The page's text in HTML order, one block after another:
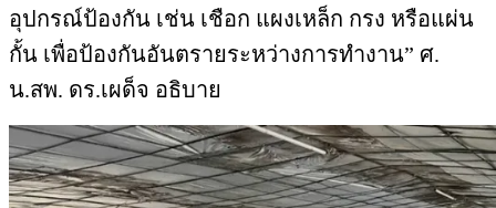
อุปกรณ์ป้องกัน เช่น เชือก แผงเหล็ก กรง หรือแผ่น
กั้น เพื่อป้องกันอันตรายระหว่างการทำงาน” ศ.
น.สพ. ดร.เผด็จ อธิบาย